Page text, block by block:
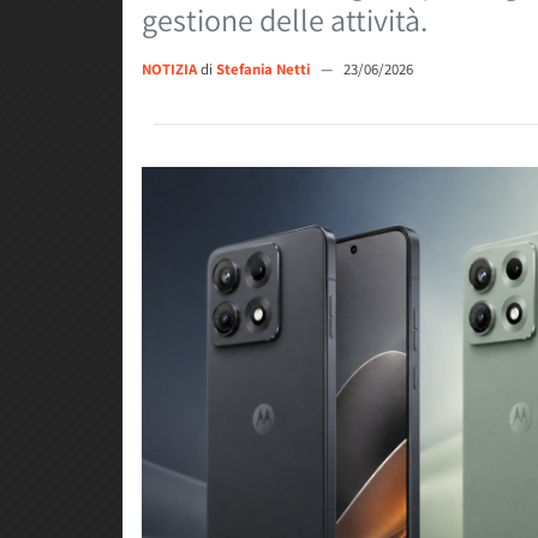
gestione delle attività.
NOTIZIAdi Stefania Netti — 23/06/2026